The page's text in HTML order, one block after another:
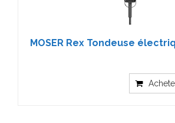
MOSER Rex Tondeuse